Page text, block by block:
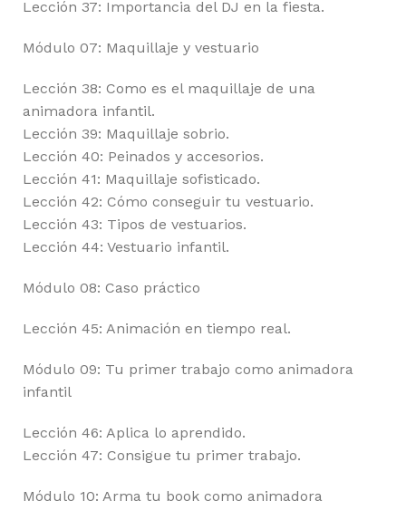
Lección 37: Importancia del DJ en la fiesta.
Módulo 07: Maquillaje y vestuario
Lección 38: Como es el maquillaje de una
animadora infantil.
Lección 39: Maquillaje sobrio.
Lección 40: Peinados y accesorios.
Lección 41: Maquillaje sofisticado.
Lección 42: Cómo conseguir tu vestuario.
Lección 43: Tipos de vestuarios.
Lección 44: Vestuario infantil.
Módulo 08: Caso práctico
Lección 45: Animación en tiempo real.
Módulo 09: Tu primer trabajo como animadora
infantil
Lección 46: Aplica lo aprendido.
Lección 47: Consigue tu primer trabajo.
Módulo 10: Arma tu book como animadora